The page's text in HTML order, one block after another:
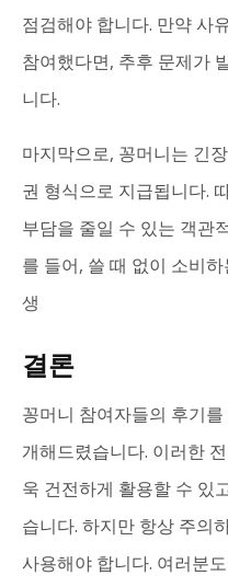
점검해야 합니다. 만약 사
참여했다면, 추후 문제가
니다.
마지막으로, 꽁머니는 긴
권 형식으로 지급됩니다.
부담을 줄일 수 있는 객관
를 들어, 쓸 때 없이 소비
생
결론
꽁머니 참여자들의 후기
개해드렸습니다. 이러한
욱 건전하게 활용할 수 있
습니다. 하지만 항상 주의
사용해야 합니다. 여러분